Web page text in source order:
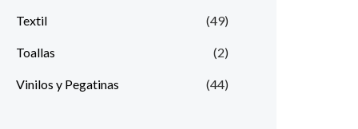
Textil (49)
Toallas (2)
Vinilos y Pegatinas (44)